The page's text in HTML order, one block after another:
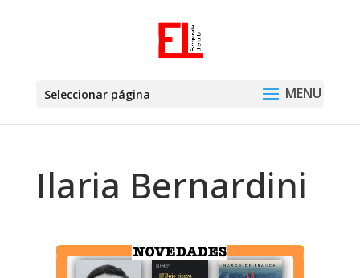
Seleccionar página
Ilaria Bernardini